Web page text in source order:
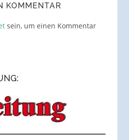
KOMMENTAR
sein, um einen Kommentar